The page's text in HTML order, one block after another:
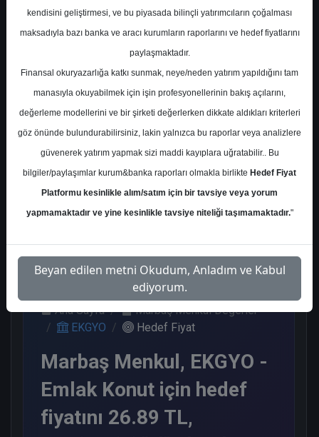
En Yüksek Tahmin
Ortalama Fiyat Tahmini 33,32 ₺
Ortalama Getiri Potansiyeli %85.71
Kurum Sayısı
10
7
Get.
1 2
Ana Sayfa
Marbaş Menkul Değerler
EKGYO
Hedef Fiyat
Marbaş Menkul, EKGYO -
Emlak Konut için hedef
fiyatını 26.89 TL,
kendisini geliştirmesi, ve bu piyasada bilinçli yatırımcıların çoğalması
maksadıyla bazı banka ve aracı kurumların raporlarını ve hedef fiyatlarını
paylaşmaktadır.
Finansal okuryazarlığa katkı sunmak, neye/neden yatırım yapıldığını tam
manasıyla okuyabilmek için işin profesyonellerinin bakış açılarını,
değerleme modellerini ve bir şirketi değerlerken dikkate aldıkları kriterleri
göz önünde bulundurabilirsiniz, lakin yalnızca bu raporlar veya analizlere
güvenerek yatırım yapmak sizi maddi kayıplara uğratabilir.. Bu
bilgiler/paylaşımlar kurum&banka raporları olmakla birlikte Hedef Fiyat
Platformu kesinlikle alım/satım için bir tavsiye veya yorum
yapmamaktadır ve yine kesinlikle tavsiye niteliği taşımamaktadır."
Beyan edilen metni Okudum, Anladım ve Kabul
ediyorum.